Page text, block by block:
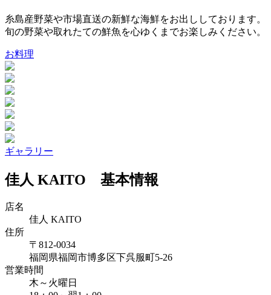
糸島産野菜や市場直送の新鮮な海鮮をお出ししております。
旬の野菜や取れたての鮮魚を心ゆくまでお楽しみください。
お料理
ギャラリー
佳人 KAITO 基本情報
店名
佳人 KAITO
住所
〒812-0034
福岡県福岡市博多区下呉服町5-26
営業時間
木～火曜日